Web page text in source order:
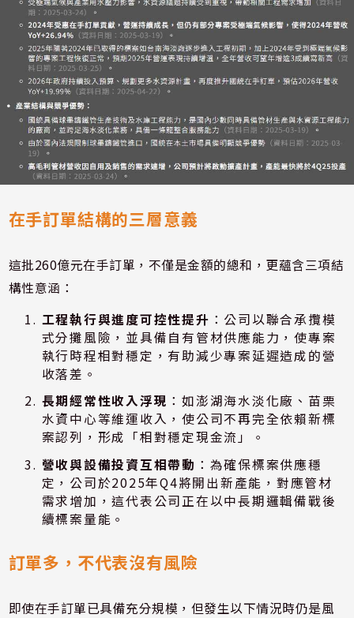
在手訂單結構的三層意義
這批260億元在手訂單，不僅是金額的總和，更蘊含三項結
構性意涵：
工程執行與進度可控性提升 ：公司以聯合承攬模
式分攤風險，並具備自有管材供應能力，使專案
執行時程相對穩定，有助減少專案延遲造成的營
收落差。
長期經常性收入浮現 ：如澎湖海水淡化廠、苗栗
水資中心等維運收入，使公司不再完全依賴新標
案認列，形成「相對穩定現金流」。
營收與設備投資互相帶動 ：為確保標案供應穩
定，公司於2025年Q4將開出新產能，對應管材
需求增加，這代表公司正在以中長期邏輯備戰後
續標案量能。
訂單多，不代表沒有風險
即使在手訂單已具備充分規模，但發生以下情況時仍是風